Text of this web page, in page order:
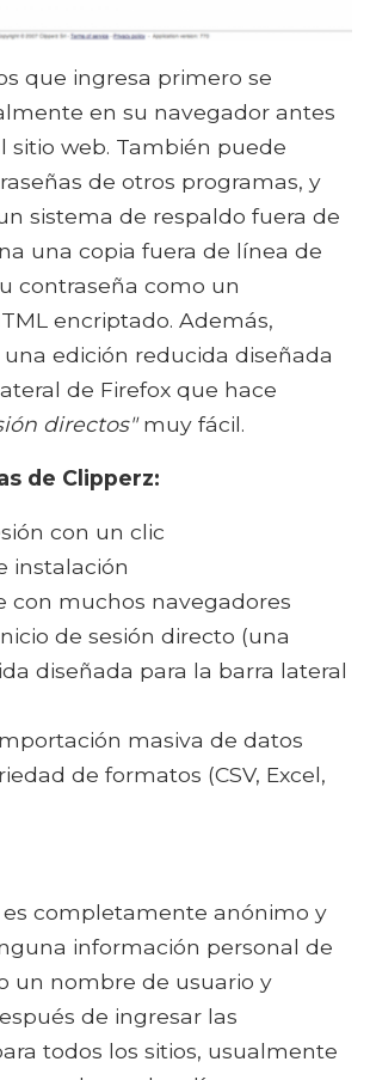
que ingresa primero se
en su navegador antes
sitio web. También puede
de otros programas, y
sistema de respaldo fuera de
una copia fuera de línea de
contraseña como un
encriptado. Además,
edición reducida diseñada
de Firefox que hace
directos"muy fácil.
de Clipperz:
con un clic
instalación
con muchos navegadores
de sesión directo (una
diseñada para la barra lateral
masiva de datos
de formatos (CSV, Excel,
es completamente anónimo y
información personal de
un nombre de usuario y
de ingresar las
todos los sitios, usualmente